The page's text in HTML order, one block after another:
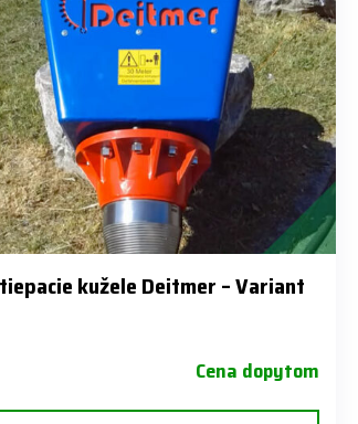
kužele Deitmer – Variant
Cena dopytom